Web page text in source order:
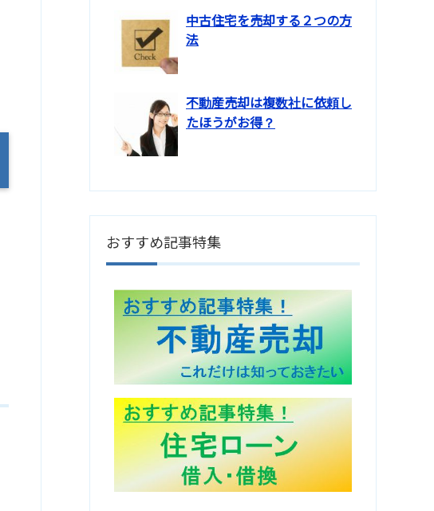
中古住宅を売却する２つの方
法
不動産売却は複数社に依頼し
たほうがお得？
おすすめ記事特集